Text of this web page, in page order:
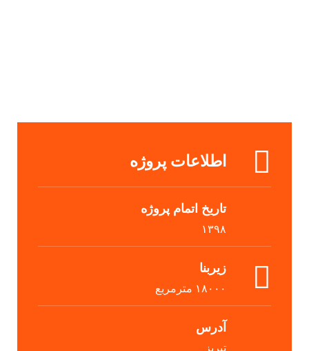
اطلاعات پروژه
تاریخ اتمام پروژه
۱۳۹۸
زیربنا
۱۸۰۰۰ مترمربع
آدرس
تبریز